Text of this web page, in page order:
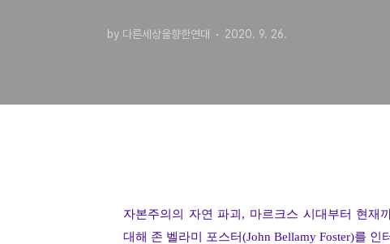
by 다른세상을향한연대 2020. 9. 26.
자본주의의 자연 파괴 , 마르크스 시대부터 현재
대해 존 벨라미 포스터(John Bellamy Foster)를 인